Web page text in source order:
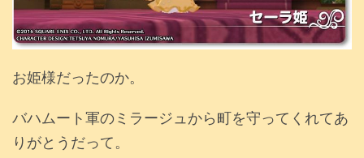
お姫様だったのか。
バハムート軍のミラージュから町を守ってくれてあ
りがとうだって。